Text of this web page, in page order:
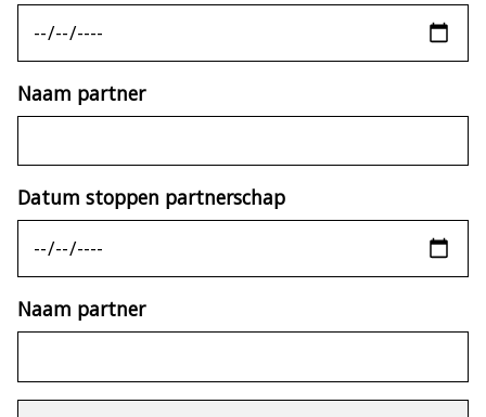
Naam partner
Datum stoppen partnerschap
Naam partner